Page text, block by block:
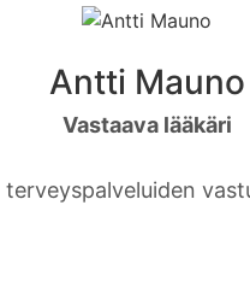
Antti Mauno
Vastaava lääkäri